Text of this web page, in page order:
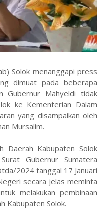
Solok menanggapi press
dimuat pada beberapa
Gubernur Mahyeldi tidak
ke Kementerian Dalam
yang disampaikan oleh
Mursalim.
Daerah Kabupaten Solok
Gubernur Sumatera
2024 tanggal 17 Januari
secara jelas meminta
melakukan pembinaan
Kabupaten Solok.